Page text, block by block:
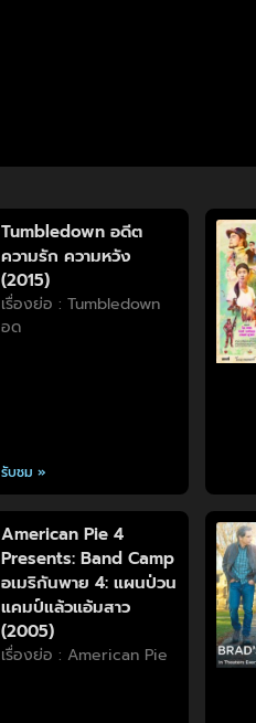
Tumbledown อดีต
ความรัก ความหวัง
(2015)
เรื่องย่อ : Tumbledown
อด
รับชม »
American Pie 4
Presents: Band Camp
อเมริกันพาย 4: แผนป่วน
แคมป์แล้วแอ้มสาว
(2005)
เรื่องย่อ : American Pie